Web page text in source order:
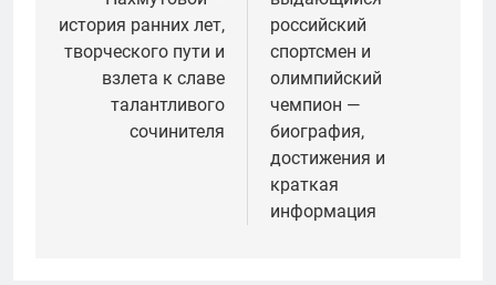
записям
история ранних лет,
творческого пути и
взлета к славе
талантливого
сочинителя
российский
спортсмен и
олимпийский
чемпион —
биография,
достижения и
краткая
информация